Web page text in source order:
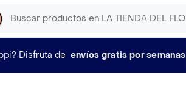
Disfruta de envíos gratis por semanas